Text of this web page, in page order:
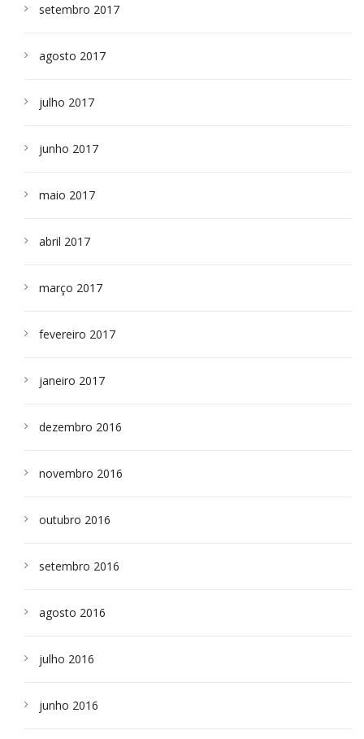
setembro 2017
agosto 2017
julho 2017
junho 2017
maio 2017
abril 2017
março 2017
fevereiro 2017
janeiro 2017
dezembro 2016
novembro 2016
outubro 2016
setembro 2016
agosto 2016
julho 2016
junho 2016